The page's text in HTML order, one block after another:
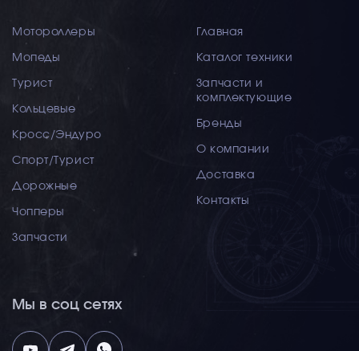
Мотороллеры
Мопеды
Турист
Кольцевые
Кросс/Эндуро
Спорт/Турист
Дорожные
Чопперы
Запчасти
Главная
Каталог техники
Запчасти и
комплектующие
Бренды
О компании
Доставка
Контакты
Мы в соц сетях